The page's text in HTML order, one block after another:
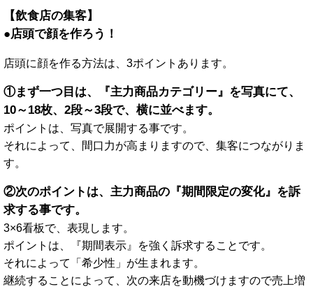
【飲食店の集客】
●店頭で顔を作ろう！
店頭に顔を作る方法は、3ポイントあります。
①まず一つ目は、『主力商品カテゴリー』を写真にて、
10～18枚、2段～3段で、横に並べます。
ポイントは、写真で展開する事です。
それによって、間口力が高まりますので、集客につながりま
す。
②次のポイントは、主力商品の『期間限定の変化』を訴
求する事です。
3×6看板で、表現します。
ポイントは、『期間表示』を強く訴求することです。
それによって「希少性」が生まれます。
継続することによって、次の来店を動機づけますので売上増